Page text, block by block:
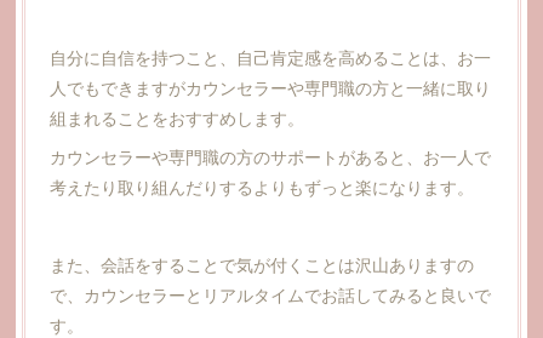
自分に自信を持つこと、自己肯定感を高めることは、お一
人でもできますがカウンセラーや専門職の方と一緒に取り
組まれることをおすすめします。
カウンセラーや専門職の方のサポートがあると、お一人で
考えたり取り組んだりするよりもずっと楽になります。
また、会話をすることで気が付くことは沢山ありますの
で、カウンセラーとリアルタイムでお話してみると良いで
す。